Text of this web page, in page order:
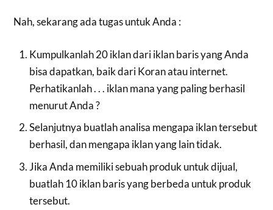
Nah, sekarang ada tugas untuk Anda :
Kumpulkanlah 20 iklan dari iklan baris yang Anda
bisa dapatkan, baik dari Koran atau internet.
Perhatikanlah . . . iklan mana yang paling berhasil
menurut Anda ?
Selanjutnya buatlah analisa mengapa iklan tersebut
berhasil, dan mengapa iklan yang lain tidak.
Jika Anda memiliki sebuah produk untuk dijual,
buatlah 10 iklan baris yang berbeda untuk produk
tersebut.